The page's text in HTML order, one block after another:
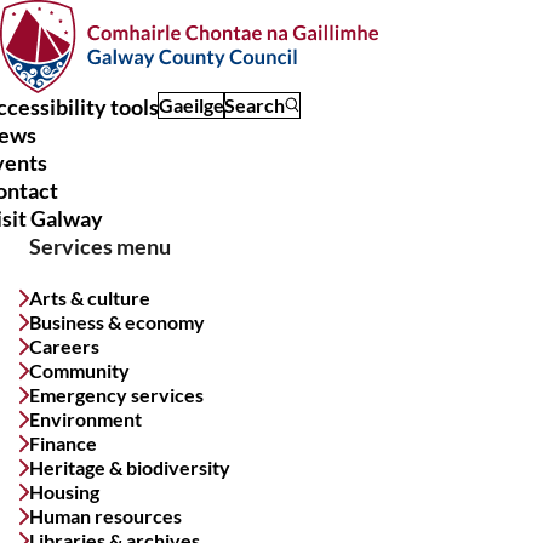
Skip
to
main
content
toolsGaeilgeSearch
Main
navigation
Galway
Services menu
Arts & culture
Business & economy
Careers
Community
Emergency services
Environment
Finance
Heritage & biodiversity
Housing
Human resources